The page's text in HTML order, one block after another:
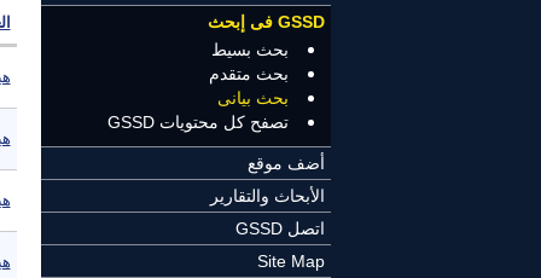
GSSD فى إبحث
بحث بسيط
بحث متقدم
بحث بيانى
تصفح كل محتويات GSSD
أضف موقع
الأبحاث والتقارير
اتصل GSSD
Site Map